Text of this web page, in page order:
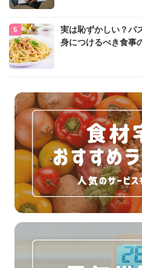
実は恥ずかしい？パ
身につけるべき食事